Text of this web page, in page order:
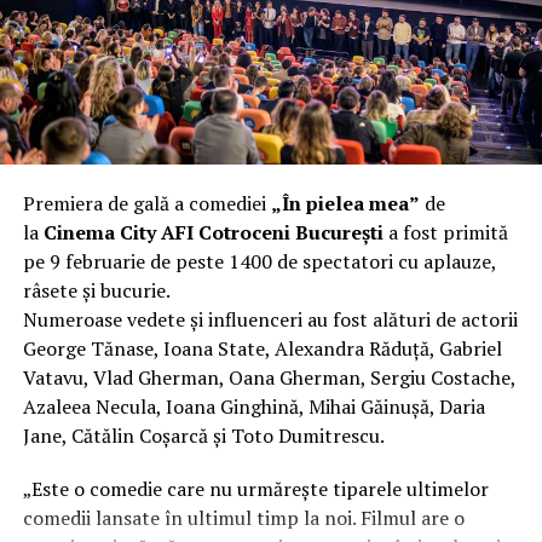
fier vechi a doua zi. Asta ca să fie clar de la început: nu
vorbim despre preferințe estetice, ci despre
funcționalitate reală.
Aluminiul, pe scurt: ușor,
rezistent la coroziune, dar cu
nuanțe
Aluminiul e materialul care apare primul în conversație
când cineva caută un pavilion ușor. Și pe bună dreptate.
Densitatea aluminiului e de aproximativ 2,7 g/cm³, față
de circa 7,8 g/cm³ pentru oțel. Practic, la un volum
identic, aluminiul cântărește cam o treime din greutatea
oțelului. Pentru oricine transportă, montează și
demontează frecvent o structură, diferența asta se
simte enorm.
Premiera de gală a comediei „În pielea mea” de
la Cinema City AFI Cotroceni Bucureștia fost primită
pe 9 februarie de peste 1400 de spectatori cu aplauze,
râsete și bucurie.
Numeroase vedete și influenceri au fost alături de actorii
George Tănase, Ioana State, Alexandra Răduță, Gabriel
Vatavu, Vlad Gherman, Oana Gherman, Sergiu Costache,
Azaleea Necula, Ioana Ginghină, Mihai Găinușă, Daria
Jane, Cătălin Coșarcă și Toto Dumitrescu.
„Este o comedie care nu urmărește tiparele ultimelor
comedii lansate în ultimul timp la noi. Filmul are o